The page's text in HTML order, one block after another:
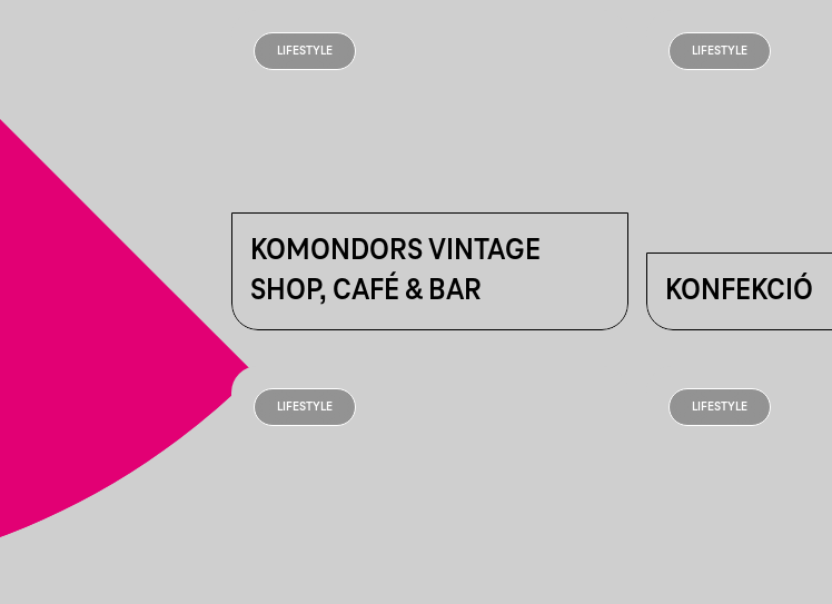
LIFESTYLE
KOMONDORS VINTAGE
SHOP, CAFÉ & BAR
LIFESTYLE
KONFEKCIÓ
LIFESTYLE LIFESTYLE